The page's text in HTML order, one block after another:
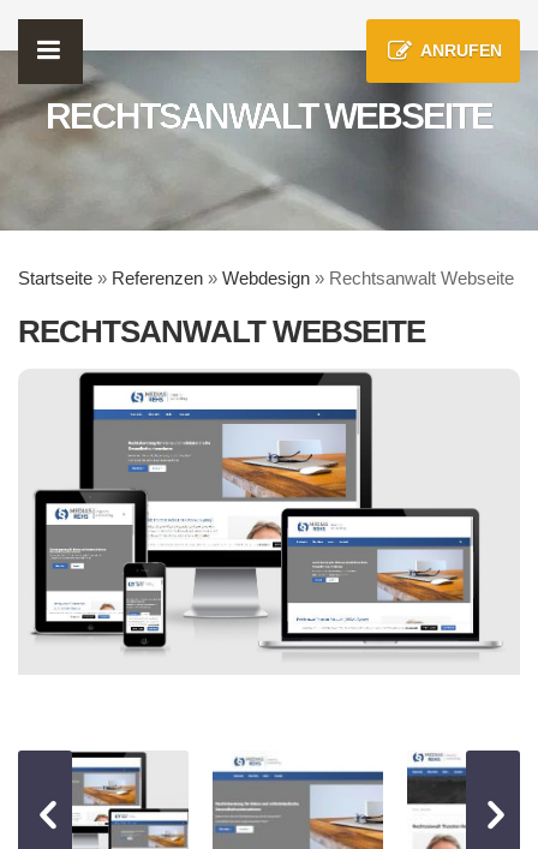
ANRUFEN
RECHTSANWALT WEBSEITE
Startseite » Referenzen » Webdesign » Rechtsanwalt Webseite
RECHTSANWALT WEBSEITE